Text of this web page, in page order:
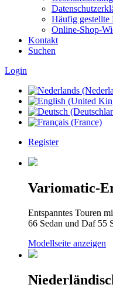
Häufig gestellte
Online-Shop-
Kontakt
Suchen
Login
Register
Variomatic-
Entspanntes Touren
66 Sedan und Daf 55
Modellseite anzeigen